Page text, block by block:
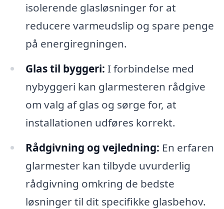
isolerende glasløsninger for at
reducere varmeudslip og spare penge
på energiregningen.
Glas til byggeri: I forbindelse med
nybyggeri kan glarmesteren rådgive
om valg af glas og sørge for, at
installationen udføres korrekt.
Rådgivning og vejledning: En erfaren
glarmester kan tilbyde uvurderlig
rådgivning omkring de bedste
løsninger til dit specifikke glasbehov.